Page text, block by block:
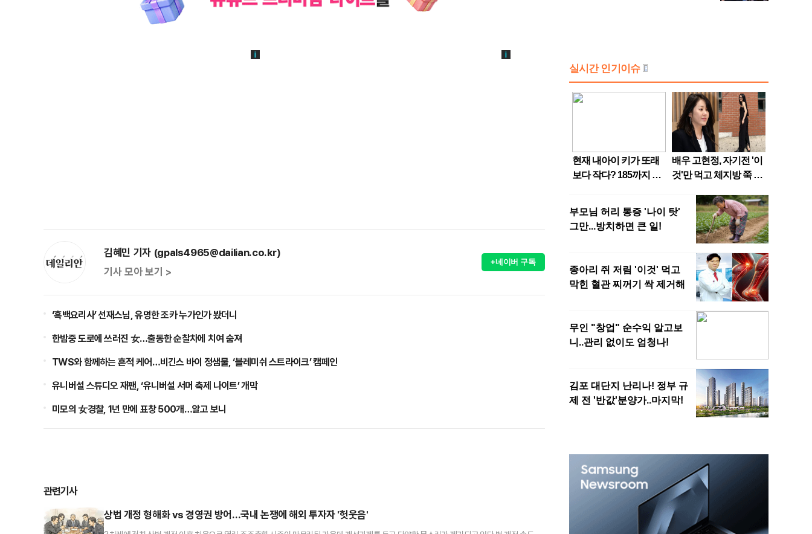
김혜민 기자 (gpals4965@dailian.co.kr)
기사 모아 보기 >
+네이버 구독
‘흑백요리사’ 선재스님, 유명한 조카 누가인가 봤더니
한밤중 도로에 쓰러진 女…출동한 순찰차에 치여 숨져
TWS와 함께하는 흔적 케어…비긴스 바이 정샘물, ‘블레미쉬 스트라이크’ 캠페인
유니버설 스튜디오 재팬, ‘유니버설 서머 축제 나이트’ 개막
미모의 女경찰, 1년 만에 표창 500개…알고 보니
관련기사
상법 개정 형해화 vs 경영권 방어…국내 논쟁에 해외 투자자 '헛웃음'